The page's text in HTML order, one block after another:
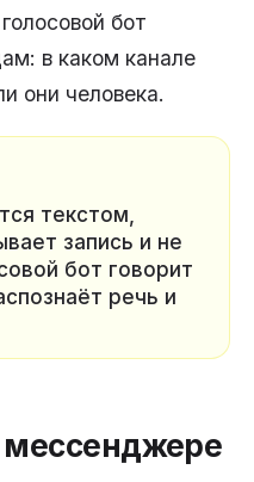
бот
в каком канале
они человека.
текстом,
запись и не
бот говорит
речь и
мессенджере